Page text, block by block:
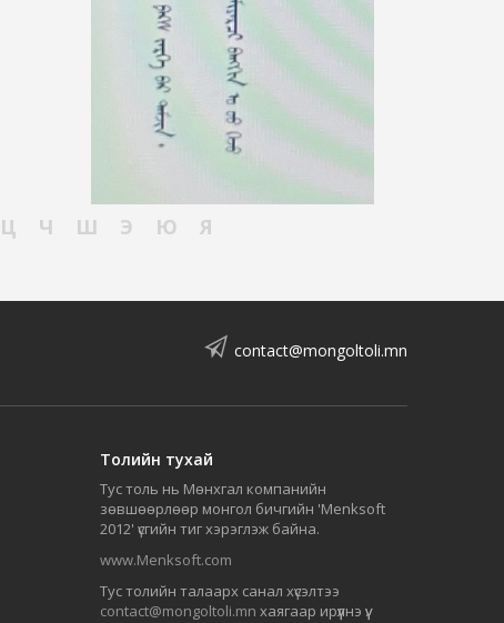
Ц Ч Ш Э Ю Я
contact@mongoltoli.mn
Толийн тухай
Тус толь нь Мөнхгал компанийн
зөвшөөрлөөр монгол бичгийн 'Menksoft
2012' үсгийн тиг хэрэглэж байна.
www.Menksoft.com
Тус толийн талаарх санал хүсэлтээ
contact@mongoltoli.mn хаягаар ирүүлнэ үү.